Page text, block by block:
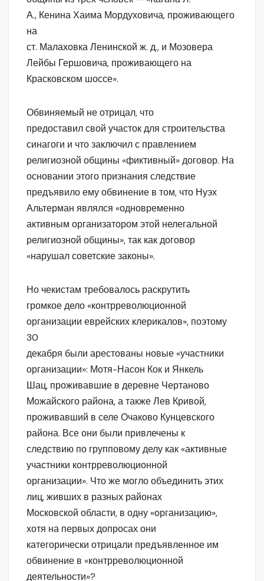
А., Кенина Хаима Мордуховича, проживающего
на
ст. Малаховка Ленинской ж. д., и Мозовера
Лейбы Гершовича, проживающего на
Красковском шоссе».
Обвиняемый не отрицал, что
предоставил свой участок для строительства
синагоги и что заключил с правлением
религиозной общины «фиктивный» договор. На
основании этого признания следствие
предъявило ему обвинение в том, что Нуэх
Альтерман являлся «одновременно
активным организатором этой нелегальной
религиозной общины», так как договор
«нарушал советские законы».
Но чекистам требовалось раскрутить
громкое дело «контрреволюционной
организации еврейских клерикалов», поэтому
30
декабря были арестованы новые «участники
организации»: Мотя-Насон Кок и Янкель
Шац, проживавшие в деревне Чертаново
Можайского района, а также Лев Кривой,
проживавший в селе Очаково Кунцевского
района. Все они были привлечены к
следствию по групповому делу как «активные
участники контрреволюционной
организации». Что же могло объединить этих
лиц, живших в разных районах
Московской области, в одну «организацию»,
хотя на первых допросах они
категорически отрицали предъявленное им
обвинение в «контрреволюционной
деятельности»?